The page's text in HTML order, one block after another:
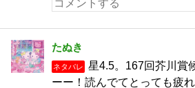
たぬき
ネタバレ
星4.5。167回芥川賞
ーー！読んでてとっても疲